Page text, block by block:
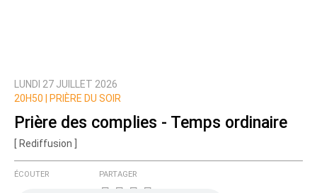
LUNDI 27 JUILLET 2026
20H50 |
PRIÈRE DU SOIR
Prière des complies - Temps ordinaire
[ Rediffusion ]
ÉCOUTER PARTAGER